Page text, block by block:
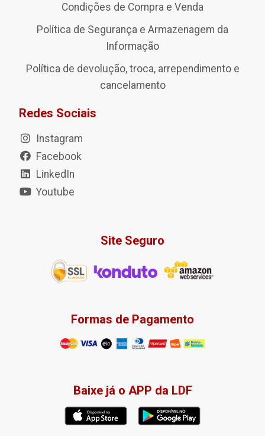
Condições de Compra e Venda
Política de Segurança e Armazenagem da
Informação
Política de devolução, troca, arrependimento e
cancelamento
Redes Sociais
Instagram
Facebook
LinkedIn
Youtube
Site Seguro
Formas de Pagamento
Baixe já o APP da LDF